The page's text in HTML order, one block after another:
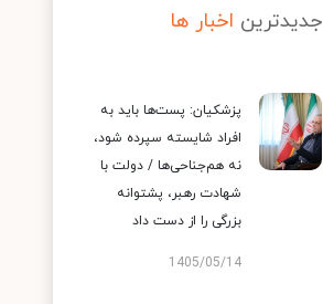
جدیدترین اخبار ها
پزشکیان: پست‌ها باید به
افراد شایسته سپرده شود،
نه هم‌جناحی‌ها / دولت با
شهادت رهبر، پشتوانه
بزرگی را از دست داد
1405/05/14